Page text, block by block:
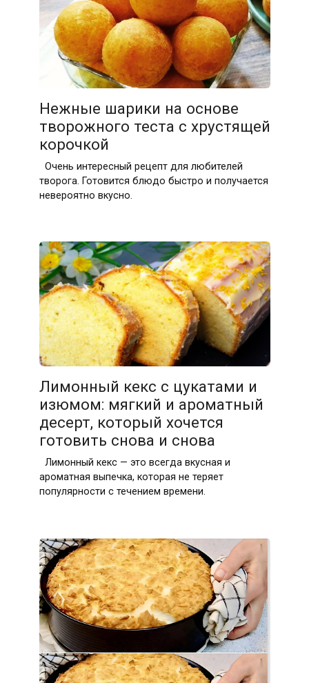
Нежные шарики на основе
творожного теста с хрустящей
корочкой
Очень интересный рецепт для любителей
творога. Готовится блюдо быстро и получается
невероятно вкусно.
Лимонный кекс с цукатами и
изюмом: мягкий и ароматный
десерт, который хочется
готовить снова и снова
Лимонный кекс — это всегда вкусная и
ароматная выпечка, которая не теряет
популярности с течением времени.